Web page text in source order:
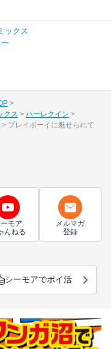
ックス
クス
ハーレクイン
プレイボーイに魅せられて
モア
んねる
メルマガ
登録
シーモアでポイ活